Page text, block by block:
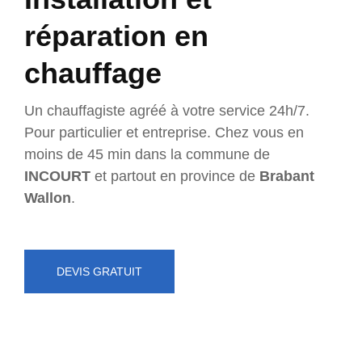
réparation en
chauffage
Un chauffagiste agréé à votre service 24h/7.
Pour particulier et entreprise. Chez vous en
moins de 45 min dans la commune de
INCOURT et partout en province de Brabant
Wallon.
DEVIS GRATUIT